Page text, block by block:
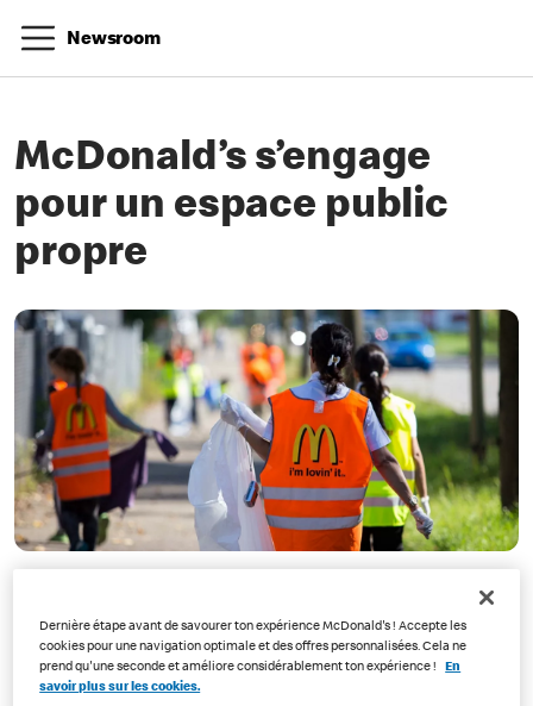
Newsroom
McDonald’s s’engage
pour un espace public
propre
Et pas uniquement lors du
Clean-Up-Day dans le canton de
Dernière étape avant de savourer ton expérience McDonald's ! Accepte les
cookies pour une navigation optimale et des offres personnalisées. Cela ne
prend qu'une seconde et améliore considérablement ton expérience !
En
savoir plus sur les cookies.